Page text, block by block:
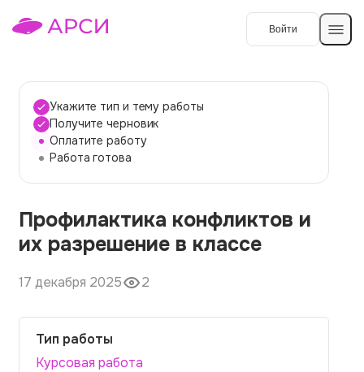
Войти
Темы работ
О сервисе
О компании
Наши гарантии
Порядок оплаты
Вопросы и ответы
Отзывы
Контакты
Укажите тип и тему работы
Получите черновик
Оплатите работу
Работа готова
Профилактика конфликтов и
их разрешение в классе
17 декабря 2025 2
Тип работы
Курсовая работа